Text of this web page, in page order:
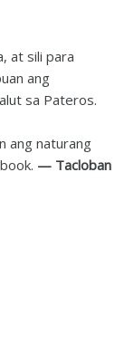
at sili para
ang
sa Pateros.
ang naturang
— Tacloban